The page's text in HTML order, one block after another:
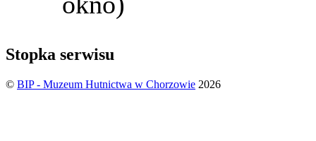
Stopka serwisu
© BIP - Muzeum Hutnictwa w Chorzowie 2026